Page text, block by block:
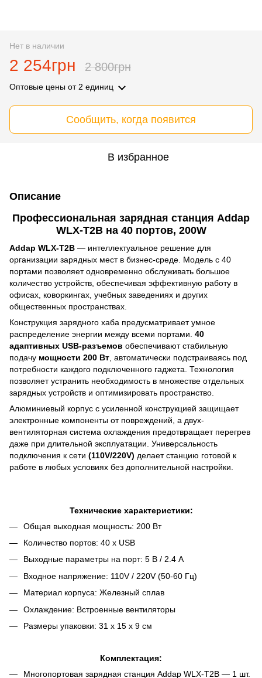
Нет в наличии
2 254грн 2 800грн
Оптовые цены от 2 единиц
Сообщить, когда появится
В избранное
Описание
Профессиональная зарядная станция Addap
WLX-T2B на 40 портов, 200W
Addap WLX-T2B — интеллектуальное решение для
организации зарядных мест в бизнес-среде. Модель с 40
портами позволяет одновременно обслуживать большое
количество устройств, обеспечивая эффективную работу в
офисах, коворкингах, учебных заведениях и других
общественных пространствах.
Конструкция зарядного хаба предусматривает умное
распределение энергии между всеми портами. 40
адаптивных USB-разъемов обеспечивают стабильную
подачу мощности 200 Вт , автоматически подстраиваясь под
потребности каждого подключенного гаджета. Технология
позволяет устранить необходимость в множестве отдельных
зарядных устройств и оптимизировать пространство.
Алюминиевый корпус с усиленной конструкцией защищает
электронные компоненты от повреждений, а двух-
вентиляторная система охлаждения предотвращает перегрев
даже при длительной эксплуатации. Универсальность
подключения к сети (110V/220V) делает станцию готовой к
работе в любых условиях без дополнительной настройки.
Технические характеристики:
Общая выходная мощность: 200 Вт
Количество портов: 40 x USB
Выходные параметры на порт: 5 В / 2.4 А
Входное напряжение: 110V / 220V (50-60 Гц)
Материал корпуса: Железный сплав
Охлаждение: Встроенные вентиляторы
Размеры упаковки: 31 x 15 x 9 см
Комплектация:
Многопортовая зарядная станция Addap WLX-T2B — 1 шт.